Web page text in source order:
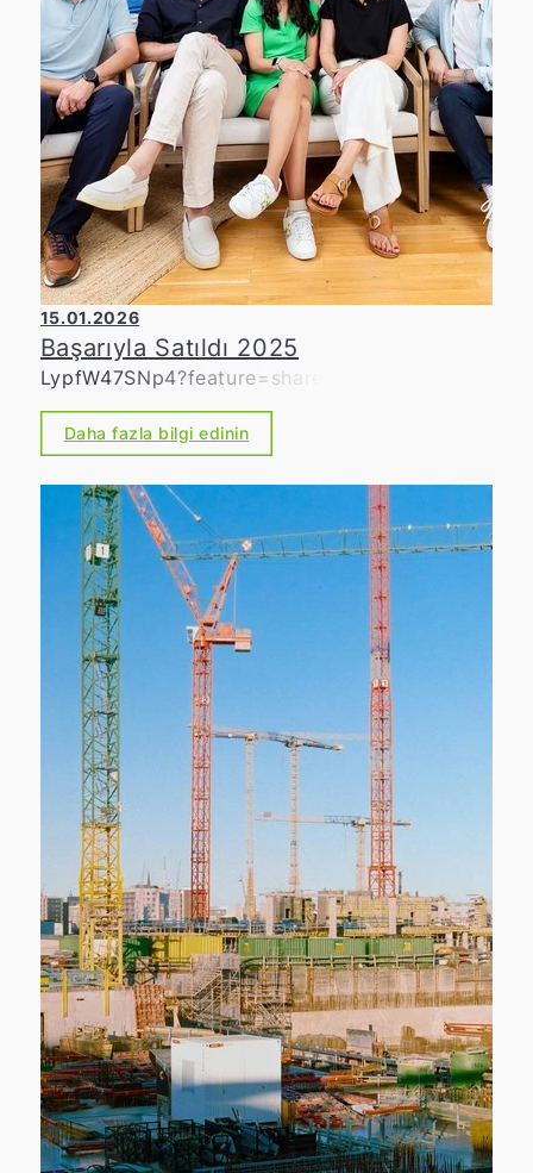
15.01.2026
Başarıyla Satıldı 2025
LypfW47SNp4?feature=share
Daha fazla bilgi edinin